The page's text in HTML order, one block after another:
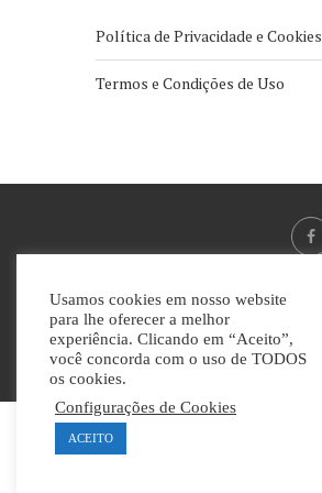
Política de Privacidade e Cookies
Termos e Condições de Uso
Usamos cookies em nosso website
para lhe oferecer a melhor
experiência. Clicando em “Aceito”,
você concorda com o uso de TODOS
os cookies.
Configurações de Cookies
ACEITO